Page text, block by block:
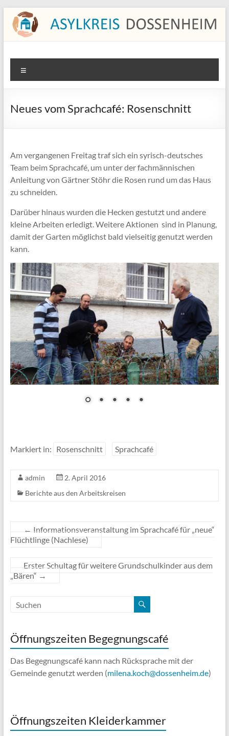
Zum
Inhalt
springen
Asylkreis Dossenheim
Informationen von und für den Asylkreis Dossenheim
Neues vom Sprachcafé: Rosenschnitt
Am vergangenen Freitag traf sich ein syrisch-deutsches
Team beim Sprachcafé, um unter der fachmännischen
Anleitung von Gärtner Stöhr die Rosen rund um das Haus
zu schneiden.
Darüber hinaus wurden die Hecken gestutzt und andere
kleine Arbeiten erledigt. Weitere Aktionen sind in Planung,
damit der Garten möglichst bald vielseitig genutzt werden
kann.
Markiert in: Rosenschnitt Sprachcafé
admin
2. April 2016
Berichte aus den Arbeitskreisen
← Informationsveranstaltung im Sprachcafé für „neue“
Flüchtlinge (Nachlese)
Erster Schultag für weitere Grundschulkinder aus dem
„Bären“ →
Öffnungszeiten Begegnungscafé
Das Begegnungscafé kann nach Rücksprache mit der
Gemeinde genutzt werden (milena.koch@dossenheim.de)
Öffnungszeiten Kleiderkammer